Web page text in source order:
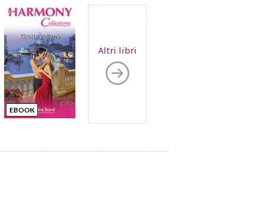
EBOOK
Altri libri